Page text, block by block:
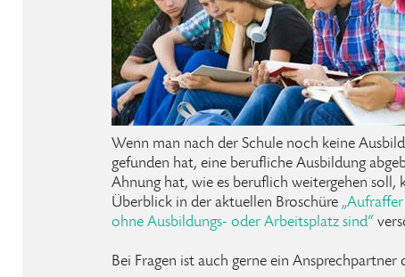
Wenn man nach der Schule noch keine
gefunden hat, eine berufliche Ausbildung
Ahnung hat, wie es beruflich weitergehen soll,
Überblick in der aktuellen Broschüre
ohne Ausbildungs- oder Arbeitsplatz sind“
Bei Fragen ist auch gerne ein Ansprechpartner